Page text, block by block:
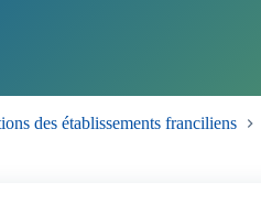
des établissements franciliens